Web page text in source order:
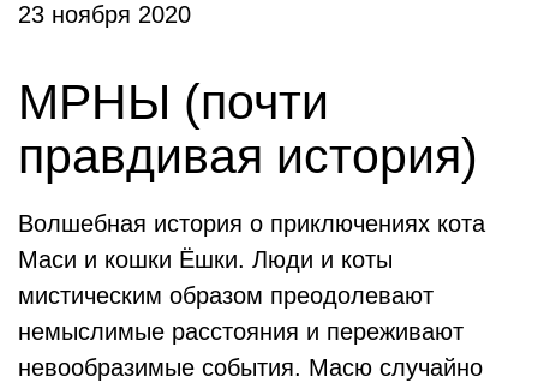
23 ноября 2020
МРНЫ (почти
правдивая история)
Волшебная история о приключениях кота
Маси и кошки Ёшки. Люди и коты
мистическим образом преодолевают
немыслимые расстояния и переживают
невообразимые события. Масю случайно